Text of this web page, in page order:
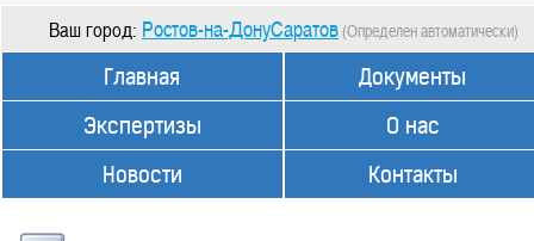
Ваш город: Ростов-на-ДонуСаратов (Определен автоматически)
Главная
Экспертизы
Новости
Документы
О нас
Контакты